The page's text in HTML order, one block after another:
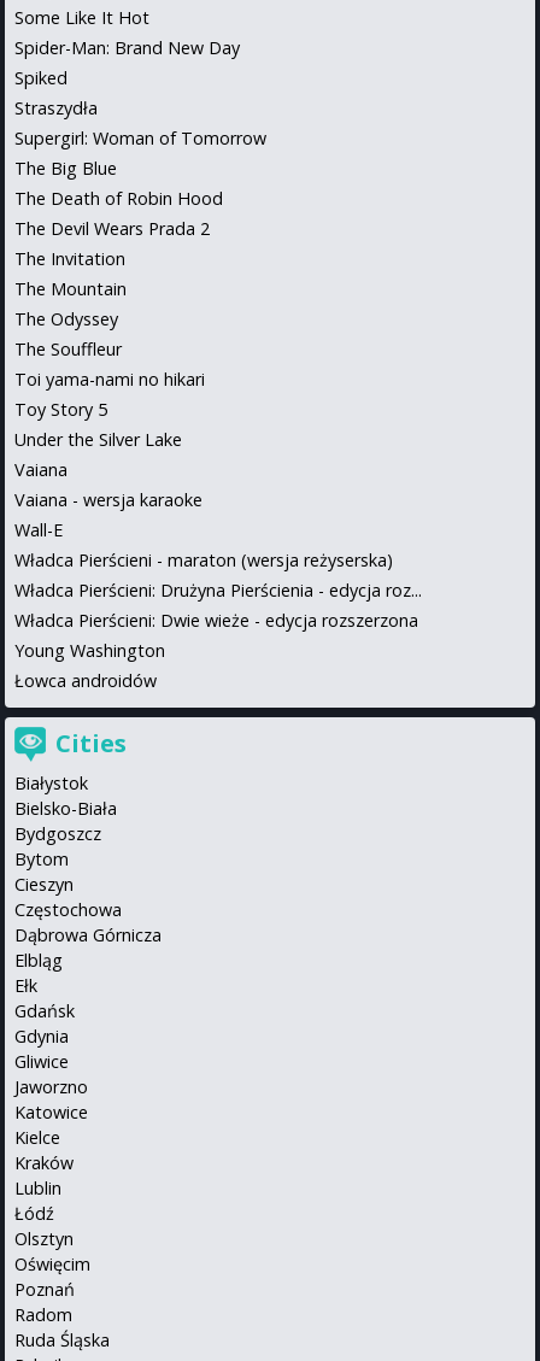
Some Like It Hot
Spider-Man: Brand New Day
Spiked
Straszydła
Supergirl: Woman of Tomorrow
The Big Blue
The Death of Robin Hood
The Devil Wears Prada 2
The Invitation
The Mountain
The Odyssey
The Souffleur
Toi yama-nami no hikari
Toy Story 5
Under the Silver Lake
Vaiana
Vaiana - wersja karaoke
Wall-E
Władca Pierścieni - maraton (wersja reżyserska)
Władca Pierścieni: Drużyna Pierścienia - edycja roz...
Władca Pierścieni: Dwie wieże - edycja rozszerzona
Young Washington
Łowca androidów
Cities
Białystok
Bielsko-Biała
Bydgoszcz
Bytom
Cieszyn
Częstochowa
Dąbrowa Górnicza
Elbląg
Ełk
Gdańsk
Gdynia
Gliwice
Jaworzno
Katowice
Kielce
Kraków
Lublin
Łódź
Olsztyn
Oświęcim
Poznań
Radom
Ruda Śląska